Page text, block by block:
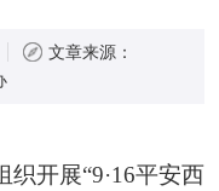
文章来源：
织开展“9·16平安西